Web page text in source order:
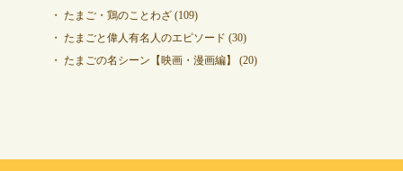
たまご・鶏のことわざ(109)
たまごと偉人有名人のエピソード (30)
たまごの名シーン【映画・漫画編】
(20)